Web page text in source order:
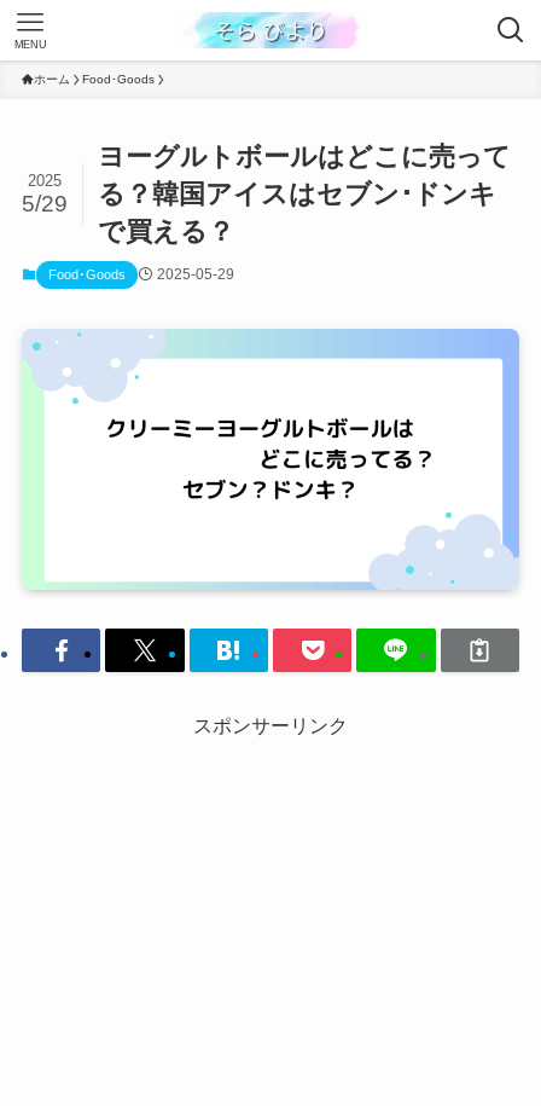
MENU
ホーム Food･Goods
ヨーグルトボールはどこに売って
る？韓国アイスはセブン･ドンキ
で買える？
2025
5/29
Food･Goods 2025-05-29
スポンサーリンク